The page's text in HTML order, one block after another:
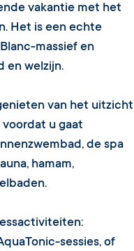
vakantie met het
Het is een echte
massief en
en welzijn.
van het uitzicht
u gaat
de spa
hamam,
sessies, of